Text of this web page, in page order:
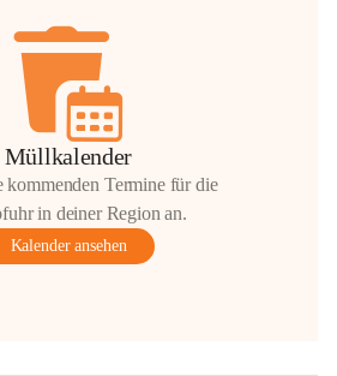
Müllkalender
kommenden Termine für die
in deiner Region an.
Kalender ansehen